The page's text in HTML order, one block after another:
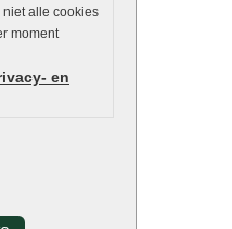
niet alle cookies
moment
en